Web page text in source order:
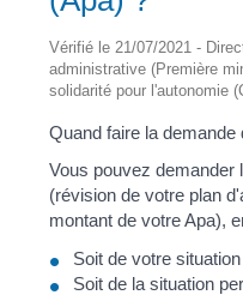
Vérifié le 21/07/2021 -
administrative (Première
solidarité pour l'autonomie
Quand faire la demande
Vous pouvez demander
(révision de votre plan
montant de votre Apa),
Soit de votre
Soit de la situation